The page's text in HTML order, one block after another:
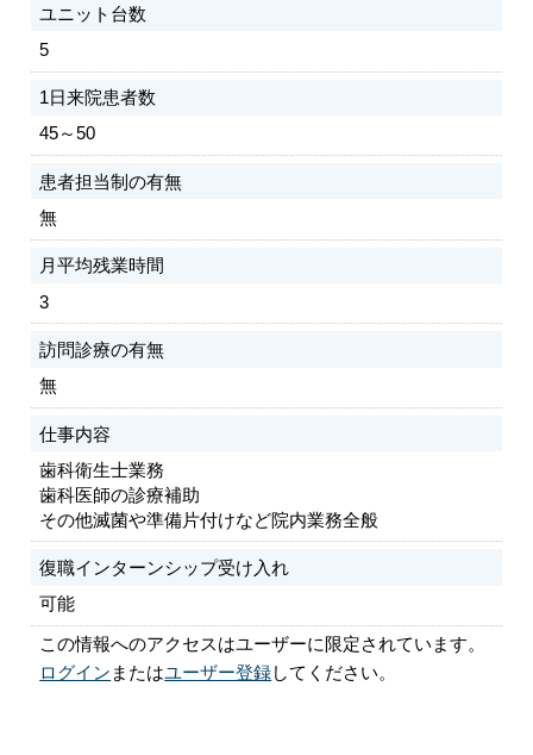
ユニット台数
5
1日来院患者数
45～50
患者担当制の有無
無
月平均残業時間
3
訪問診療の有無
無
仕事内容
歯科衛生士業務
歯科医師の診療補助
その他滅菌や準備片付けなど院内業務全般
復職インターンシップ受け入れ
可能
この情報へのアクセスはユーザーに限定されています。
ログイン またはユーザー登録してください。